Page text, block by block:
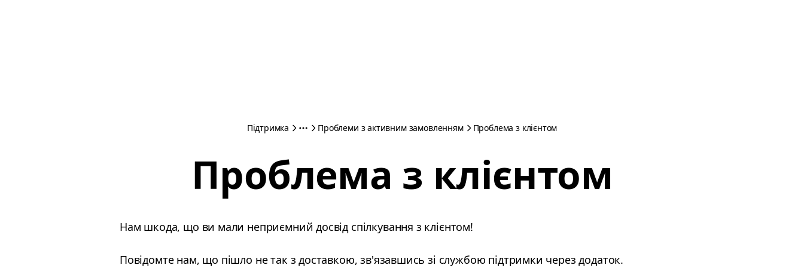
Підтримка Проблеми з активним замовленням Проблема з клієнтом
Проблема з клієнтом
Нам шкода, що ви мали неприємний досвід спілкування з клієнтом!
Повідомте нам, що пішло не так з доставкою, зв'язавшись зі службою підтримки через додаток.